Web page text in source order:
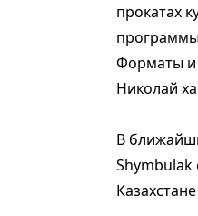
прокатах
Форматы и
Николай
В